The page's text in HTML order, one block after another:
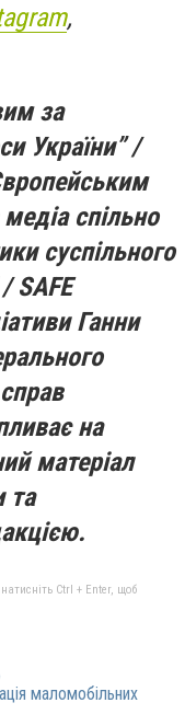
,
за
України” /
спільно
суспільного
SAFE
Ганни
на
матеріал
та
Ctrl + Enter, щоб
маломобільних